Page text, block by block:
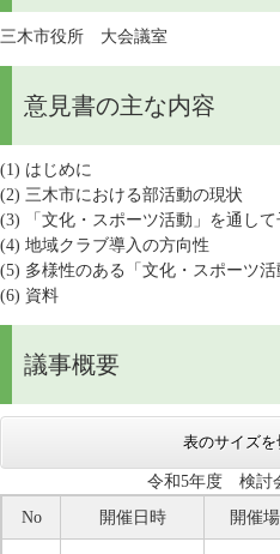
三木市役所 大会議室
意見書の主な内容
(1) はじめに
(2) 三木市における部活動の現状
(3) 「文化・スポーツ活動」を通し
(4) 地域クラブ導入の方向性
(5) 多様性のある「文化・スポーツ活
(6) 資料
議事概要
表のサイズ
令和5年度 検討
No
開催日時 開催